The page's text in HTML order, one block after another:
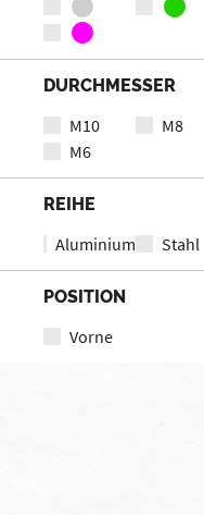
DURCHMESSER
M10
M8
M6
REIHE
Aluminium Stahl
POSITION
Vorne